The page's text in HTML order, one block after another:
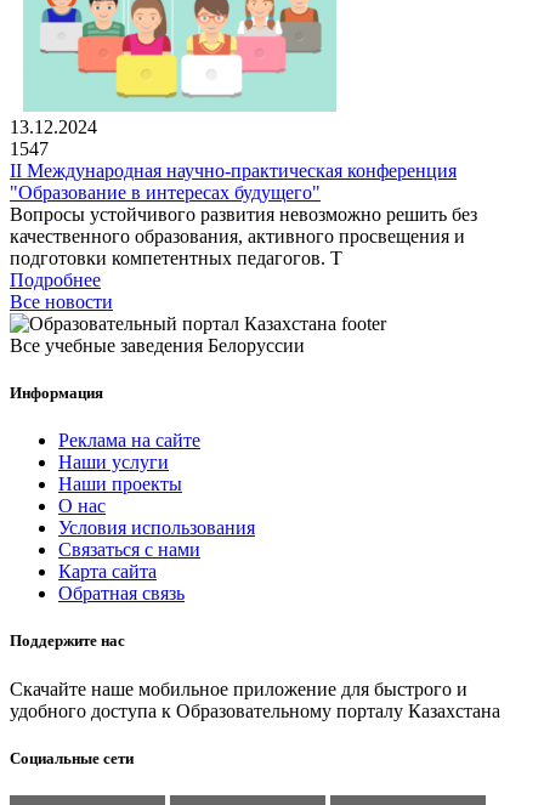
13.12.2024
1547
II Международная научно-практическая конференция
"Образование в интересах будущего"
Вопросы устойчивого развития невозможно решить без
качественного образования, активного просвещения и
подготовки компетентных педагогов. Т
Подробнее
Все новости
Все учебные заведения Белоруссии
Информация
Реклама на сайте
Наши услуги
Наши проекты
О нас
Условия использования
Связаться с нами
Карта сайта
Обратная связь
Поддержите нас
Скачайте наше мобильное приложение для быстрого и
удобного доступа к Образовательному порталу Казахстана
Социальные сети